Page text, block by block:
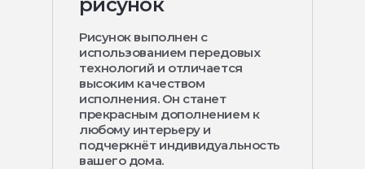
Рисунок выполнен с
использованием передовых
технологий и отличается
высоким качеством
исполнения. Он станет
прекрасным дополнением к
любому интерьеру и
подчеркнёт индивидуальность
вашего дома.